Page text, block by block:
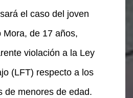
el caso del joven
de 17 años,
violación a la Ley
(LFT) respecto a los
de menores de edad.